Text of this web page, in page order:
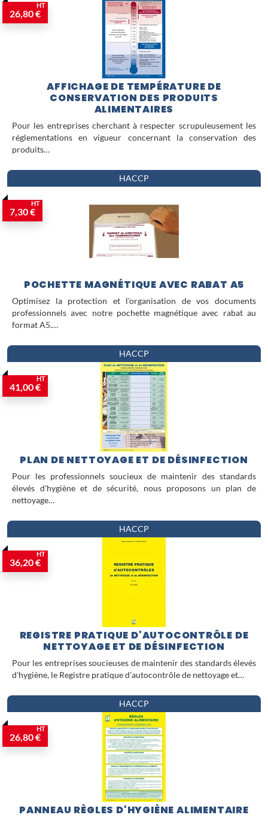
base d'une organisation
professionnelle sérieuse, à la hauteur
des exigences du secteur alimentaire.
26,80 €
HT
AFFICHAGE DE TEMPÉRATURE DE
CONSERVATION DES PRODUITS
ALIMENTAIRES
Pour les entreprises cherchant à respecter scrupuleusement les
réglementations en vigueur concernant la conservation des
produits…
HACCP
7,30 €
HT
POCHETTE MAGNÉTIQUE AVEC RABAT A5
Optimisez la protection et l'organisation de vos documents
professionnels avec notre pochette magnétique avec rabat au
format A5.…
HACCP
41,00 €
HT
PLAN DE NETTOYAGE ET DE DÉSINFECTION
Pour les professionnels soucieux de maintenir des standards
élevés d'hygiène et de sécurité, nous proposons un plan de
nettoyage…
HACCP
36,20 €
HT
REGISTRE PRATIQUE D'AUTOCONTRÔLE DE
NETTOYAGE ET DE DÉSINFECTION
Pour les entreprises soucieuses de maintenir des standards élevés
d'hygiène, le Registre pratique d'autocontrôle de nettoyage et…
HACCP
26,80 €
HT
PANNEAU RÈGLES D'HYGIÈNE ALIMENTAIRE